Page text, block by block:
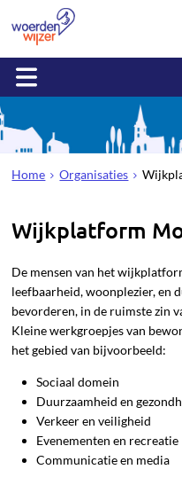
Home Organisaties
Wijkplatform
De mensen van het
leefbaarheid, woonplezier, en
bevorderen, in de ruimste zin
Kleine werkgroepjes van
het gebied van bijvoorbeeld:
Sociaal domein
Duurzaamheid en
Verkeer en veiligheid
Evenementen en recreatie
Communicatie en media